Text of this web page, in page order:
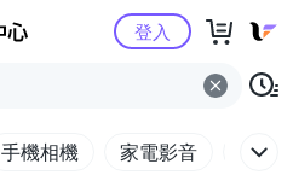
Yahoo購物中心
登入
手機相機 家電影音 電腦